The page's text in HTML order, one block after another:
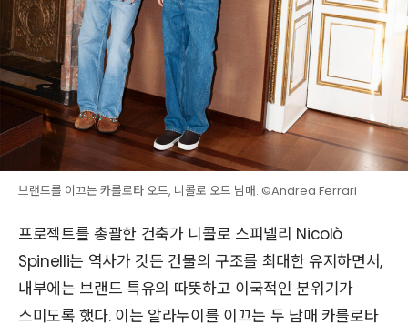
브랜드를 이끄는 카를로타 오드, 니콜로 오드 남매. ©Andrea Ferrari
프로젝트를 총괄한 건축가 니콜로 스피넬리 Nicolò
Spinelli는 역사가 깃든 건물의 구조를 최대한 유지하면서,
내부에는 브랜드 특유의 따뜻하고 이국적인 분위기가
스미도록 했다. 이는 알라누이를 이끄는 두 남매 카를로타